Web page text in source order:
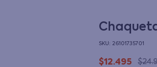
: 26101735701
$12.495 $24.